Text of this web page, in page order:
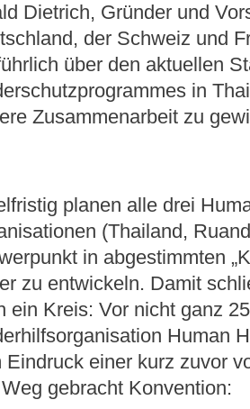
Dietrich, Gründer und
der Schweiz und
über den aktuellen
in
Zusammenarbeit zu
planen alle drei
(Thailand,
in abgestimmten
zu entwickeln. Damit
ein Kreis: Vor nicht ganz
Human
Eindruck einer kurz zuvor
gebracht Konvention: